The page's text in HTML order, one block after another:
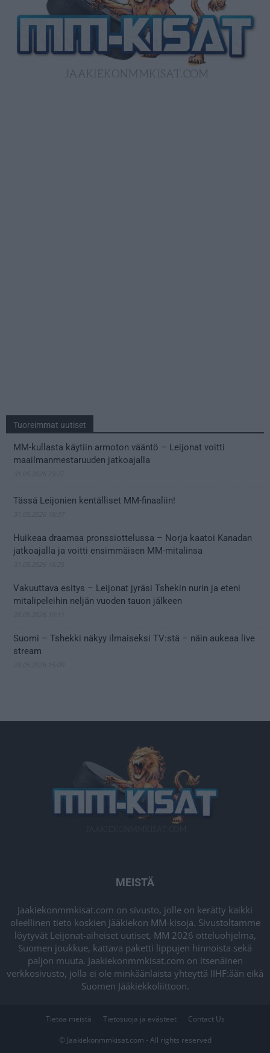
Tuoreimmat uutiset
MM-kullasta käytiin armoton vääntö – Leijonat voitti
maailmanmestaruuden jatkoajalla
Tässä Leijonien kentälliset MM-finaaliin!
Huikeaa draamaa pronssiottelussa – Norja kaatoi Kanadan
jatkoajalla ja voitti ensimmäisen MM-mitalinsa
Vakuuttava esitys – Leijonat jyräsi Tshekin nurin ja eteni
mitalipeleihin neljän vuoden tauon jälkeen
Suomi – Tshekki näkyy ilmaiseksi TV:stä – näin aukeaa live
stream
MEISTÄ
Jaakiekonmmkisat.com on sivusto, jolle on kerätty kaikki
oleellinen tieto koskien Jääkiekon MM-kisoja. Sivustoltamme
löytyvät Leijonat-aiheiset uutiset, MM 2026 otteluohjelma,
Suomen joukkue, kattava paketti lippujen hinnoista sekä
paljon muuta. Jaakiekonmmkisat.com on itsenäinen
verkkosivusto, jolla ei ole minkäänlaista yhteyttä IIHF:ään eikä
Suomen Jääkiekkoliittoon.
Tietoa meistä Tietosuoja ja evästeet Contact Us
© Jaakiekonmmkisat.com - All rights reserved